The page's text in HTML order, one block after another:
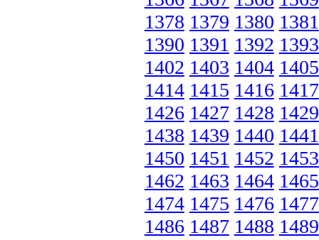
1378 1379 1380 1381
1390 1391 1392 1393
1402 1403 1404 1405
1414 1415 1416 1417
1426 1427 1428 1429
1438 1439 1440 1441
1450 1451 1452 1453
1462 1463 1464 1465
1474 1475 1476 1477
1486 1487 1488 1489